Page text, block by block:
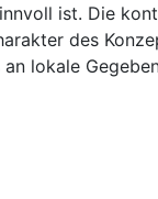
ist. Die
des
lokale